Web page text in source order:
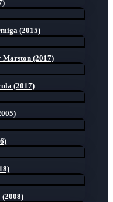
(2015)
Marston (2017)
(2017)